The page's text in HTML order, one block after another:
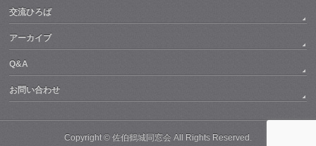
交流ひろば
アーカイブ
Q&A
お問い合わせ
Copyright © 佐伯鶴城同窓会 All Rights Reserved.